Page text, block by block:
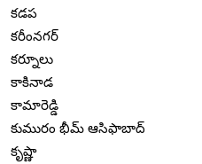
కడప
కరీంనగర్
కర్నూలు
కాకినాడ
కామారెడ్డి
కుమురం భీమ్ ఆసిఫాబాద్
కృష్ణా